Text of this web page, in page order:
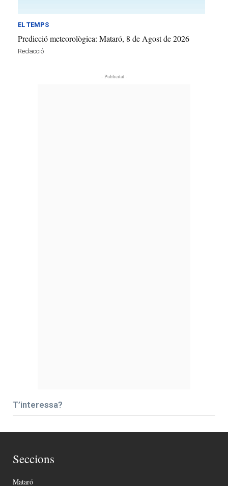
EL TEMPS
Predicció meteorològica: Mataró, 8 de Agost de 2026
Redacció
- Publicitat -
T’interessa?
Seccions
Mataró